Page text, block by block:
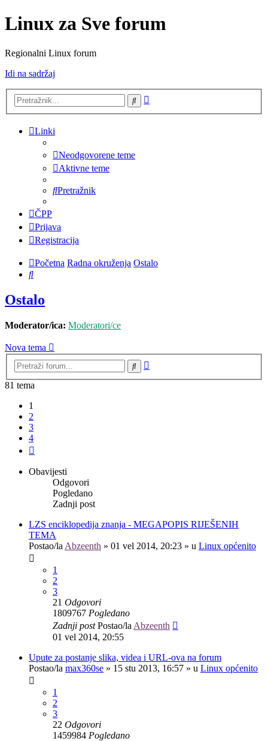
Linux za Sve forum
Regionalni Linux forum
Idi na sadržaj
Pretražnik
Linki
Neodgovorene teme
Aktivne teme
Pretražnik
ČPP
Prijava
Registracija
Početna Radna okruženja Ostalo
Pretražnik
Ostalo
Moderator/ica: Moderatori/ce
Nova tema
Pretražnik
81 tema
1
2
3
4
Obavijesti
Odgovori
Pogledano
Zadnji post
LZS enciklopedija znanja - MEGAPOPIS RIJEŠENIH
TEMA
Postao/la Abzeenth » 01 vel 2014, 20:23 » u Linux općenito
1
2
3
21 Odgovori
1809767 Pogledano
Zadnji postPostao/la Abzeenth
01 vel 2014, 20:55
Upute za postanje slika, videa i URL-ova na forum
Postao/la max360se » 15 stu 2013, 16:57 » u Linux općenito
1
2
3
22 Odgovori
1459984 Pogledano